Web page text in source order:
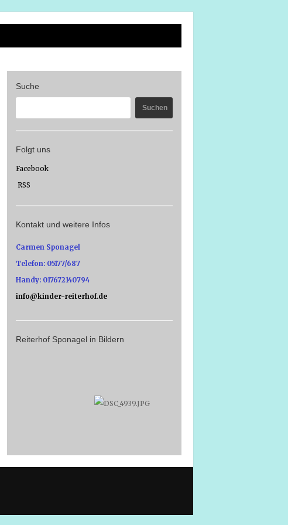
Suche
Folgt uns
Facebook
RSS
Kontakt und weitere Infos
Carmen Sponagel
Telefon: 05177/687
Handy: 017672140794
info@kinder-reiterhof.de
Reiterhof Sponagel in Bildern